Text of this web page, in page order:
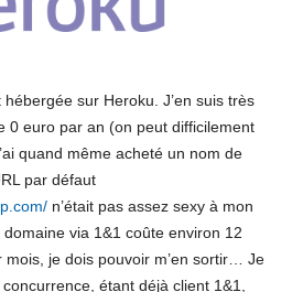
hébergée sur Heroku. J’en suis très
0 euro par an (on peut difficilement
quand même acheté un nom de
par défaut
n’était pas assez sexy à mon
domaine via 1&1 coûte environ 12
je dois pouvoir m’en sortir… Je
étant déjà client 1&1,